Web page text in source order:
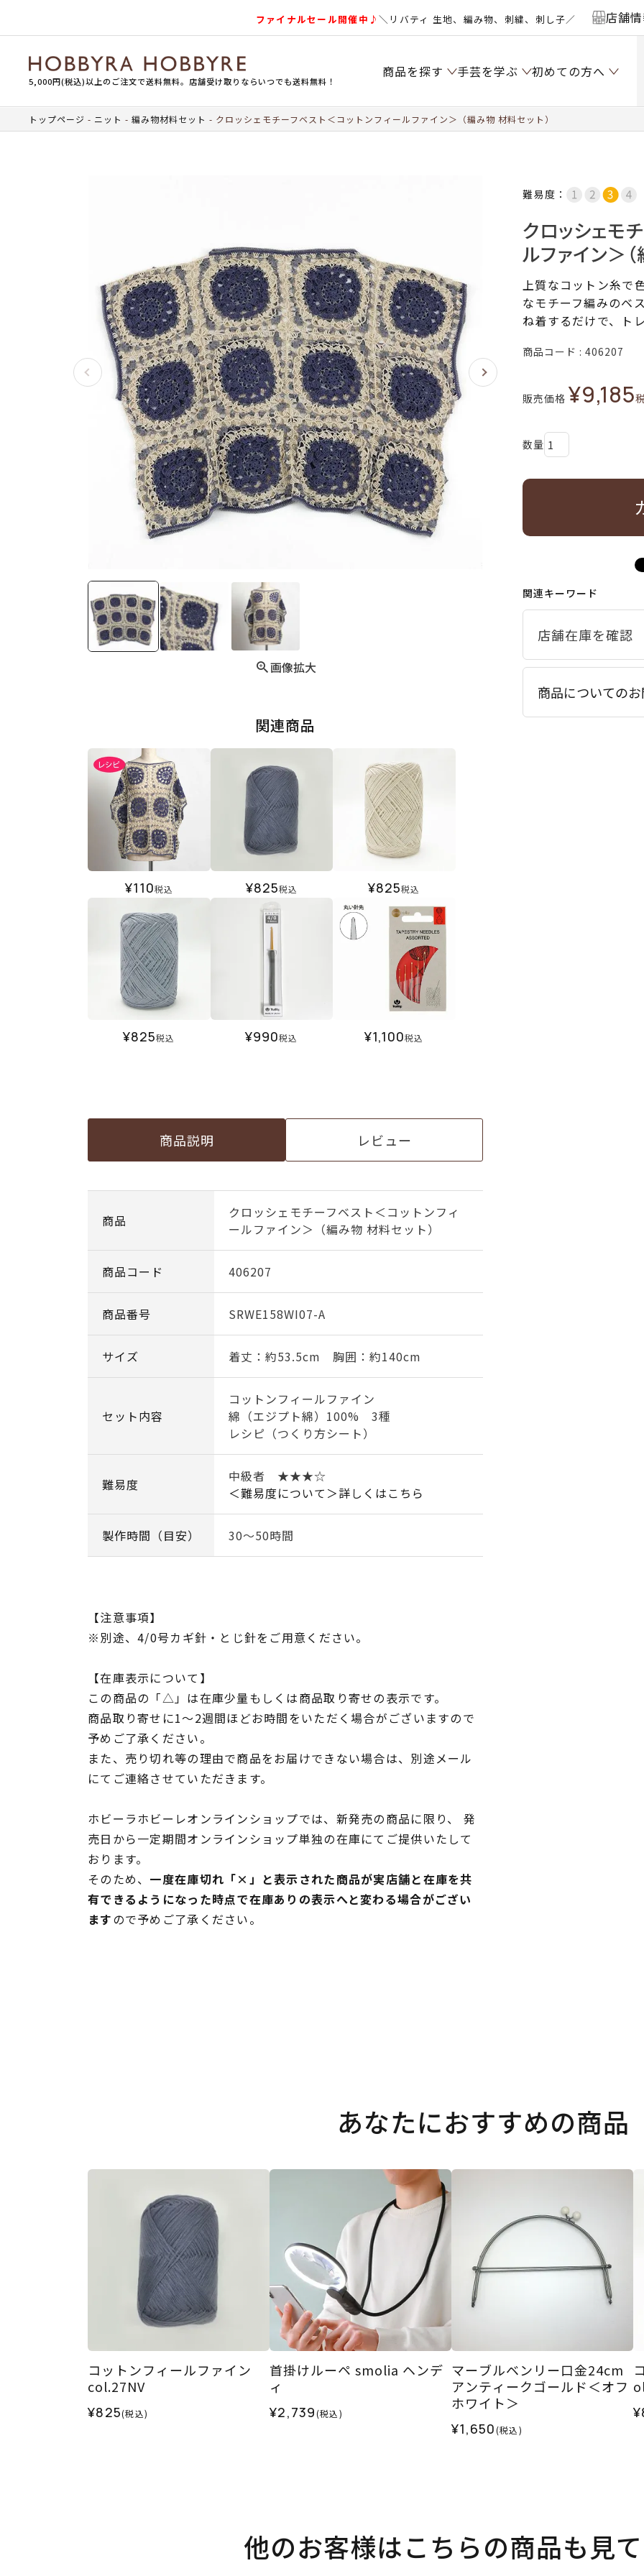
ファイナルセール開催中♪＼リバティ 生地、編み物、刺繍、刺し子／ 店舗
5,000円(税込)以上のご注文で送料無料。店舗受け取りならいつでも送料無料！
商品を探す 手芸を学ぶ 初めての方へ
トップページ ニット 編み物材料セット クロッシェモチーフベスト＜コットンフィールファイン＞（編み物 材料セット）
画像拡大
関連商品
¥110税込 ¥825税込 ¥825税込
¥825税込 ¥990税込 ¥1,100税込
商品説明 レビュー
商品
クロッシェモチーフベスト＜コットンフィ
ールファイン＞（編み物 材料セット）
商品コード 406207
商品番号 SRWE158WI07-A
サイズ 着丈：約53.5cm 胸囲：約140cm
セット内容
コットンフィールファイン
綿（エジプト綿）100% 3種
レシピ（つくり方シート）
難易度
中級者 ★★★☆
＜難易度について＞詳しくはこちら
製作時間（目安） 30～50時間
【注意事項】
※別途、4/0号カギ針・とじ針をご用意ください。
【在庫表示について】
この商品の「△」は在庫少量もしくは商品取り寄せの表示です。
商品取り寄せに1～2週間ほどお時間をいただく場合がございますので
予めご了承ください。
また、売り切れ等の理由で商品をお届けできない場合は、別途メール
にてご連絡させていただきます。
ホビーラホビーレオンラインショップでは、新発売の商品に限り、 発
売日から一定期間オンラインショップ単独の在庫にてご提供いたして
おります。
そのため、 一度在庫切れ「×」と表示された商品が実店舗と在庫を共
有できるようになった時点で在庫ありの表示へと変わる場合がござい
ますので予めご了承ください。
難易度：
クロッシェモ
ルファイン＞
上質なコットン糸で
なモチーフ編みのベ
ね着するだけで、ト
商品コード 406207
販売価格 ¥9,185
関連キーワード
商品についての
あなたにおすすめの商品
コットンフィールファイン
col.27NV
¥825(税込)
首掛けルーペ smolia ヘンデ
ィ
¥2,739(税込)
マーブルベンリー口金24cm
アンティークゴールド＜オフ
ホワイト＞
¥1,650(税込)
他のお客様はこちらの商品も見